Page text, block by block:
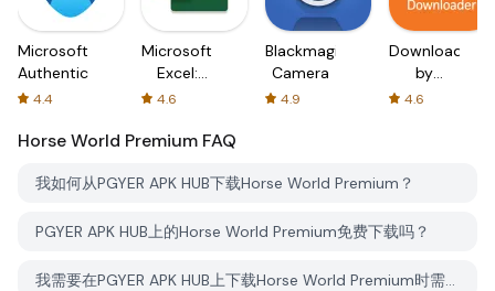
Microsoft
Authenticator
4.4
Microsoft
Excel:
Spreadsheets
4.6
Blackmagic
Camera
4.9
Downloader
by
AFTVnews
4.6
Horse World Premium FAQ
我如何从PGYER APK HUB下载Horse World Premium？
PGYER APK HUB上的Horse World Premium免费下载吗？
我需要在PGYER APK HUB上下载Horse World Premium时需要账户吗？